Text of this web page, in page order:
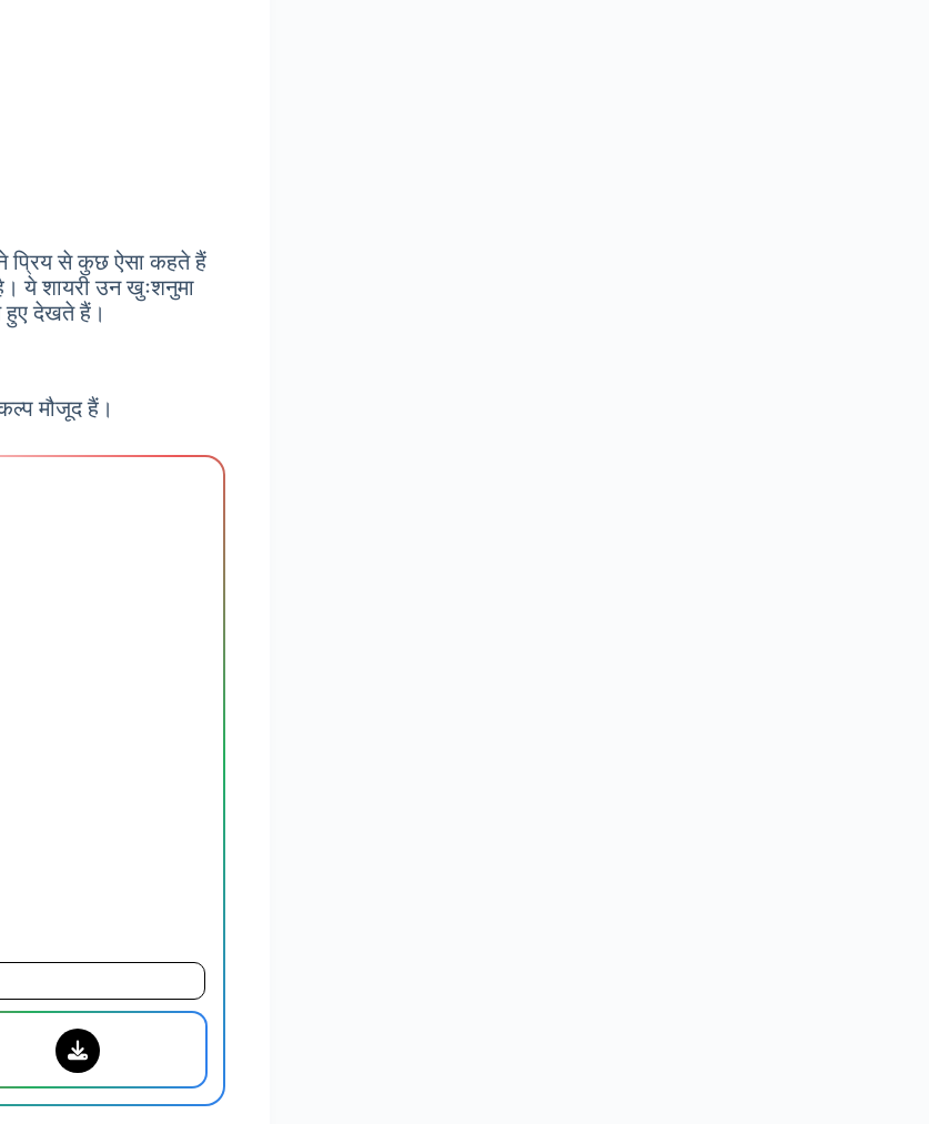
प्रिय से कुछ ऐसा कहते हैं
ये शायरी उन खुःशनुमा
हुए देखते हैं।
मौजूद हैं।